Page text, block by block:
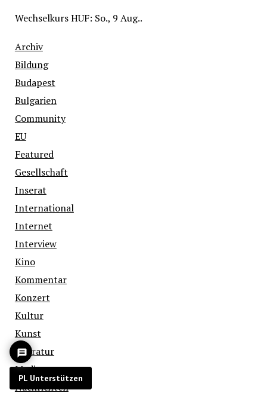
WechselkursHUF: So., 9 Aug..
Archiv
Bildung
Budapest
Bulgarien
Community
EU
Featured
Gesellschaft
Inserat
International
Internet
Interview
Kino
Kommentar
Konzert
Kultur
Kunst
Literatur
Medien
Nachrichten
PL Unterstützen